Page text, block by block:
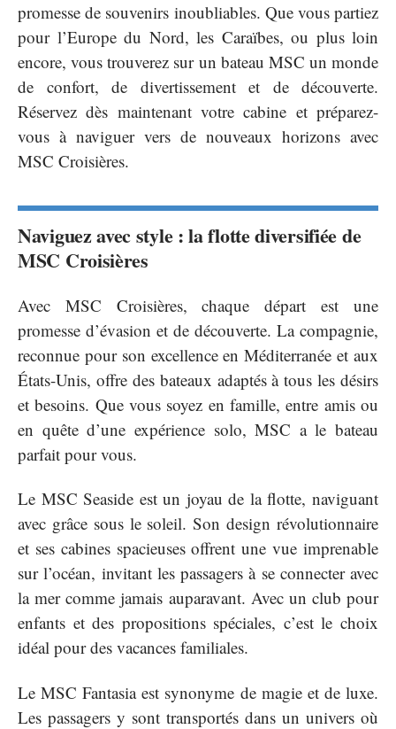
promesse de souvenirs inoubliables. Que vous partiez
pour l’Europe du Nord, les Caraïbes, ou plus loin
encore, vous trouverez sur un bateau MSC un monde
de confort, de divertissement et de découverte.
Réservez dès maintenant votre cabine et préparez-
vous à naviguer vers de nouveaux horizons avec
MSC Croisières.
Naviguez avec style : la flotte diversifiée de
MSC Croisières
Avec MSC Croisières, chaque départ est une
promesse d’évasion et de découverte. La compagnie,
reconnue pour son excellence en Méditerranée et aux
États-Unis, offre des bateaux adaptés à tous les désirs
et besoins. Que vous soyez en famille, entre amis ou
en quête d’une expérience solo, MSC a le bateau
parfait pour vous.
Le MSC Seaside est un joyau de la flotte, naviguant
avec grâce sous le soleil. Son design révolutionnaire
et ses cabines spacieuses offrent une vue imprenable
sur l’océan, invitant les passagers à se connecter avec
la mer comme jamais auparavant. Avec un club pour
enfants et des propositions spéciales, c’est le choix
idéal pour des vacances familiales.
Le MSC Fantasia est synonyme de magie et de luxe.
Les passagers y sont transportés dans un univers où